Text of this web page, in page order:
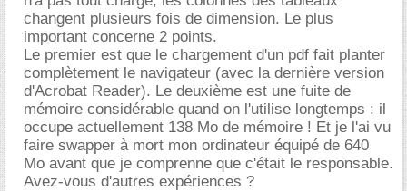
changent plusieurs fois de dimension. Le plus
important concerne 2 points.
Le premier est que le chargement d'un pdf fait planter
complètement le navigateur (avec la dernière version
d'Acrobat Reader). Le deuxième est une fuite de
mémoire considérable quand on l'utilise longtemps : il
occupe actuellement 138 Mo de mémoire ! Et je l'ai vu
faire swapper à mort mon ordinateur équipé de 640
Mo avant que je comprenne que c'était le responsable.
Avez-vous d'autres expériences ?